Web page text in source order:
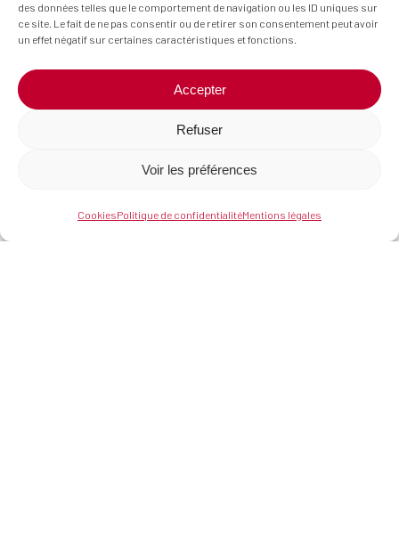
des données telles que le comportement de navigation ou les ID uniques sur
ce site. Le fait de ne pas consentir ou de retirer son consentement peut avoir
un effet négatif sur certaines caractéristiques et fonctions.
Accepter
Refuser
Voir les préférences
CookiesPolitique de confidentialitéMentions légales